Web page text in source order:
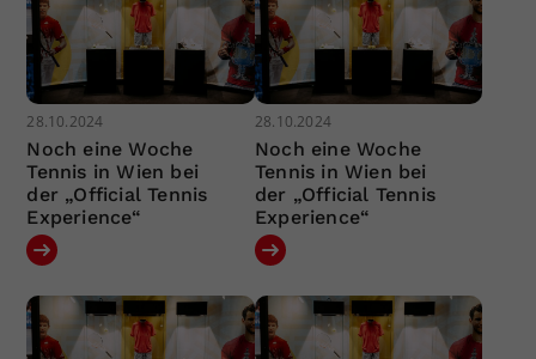
28.10.2024
Noch eine Woche
Tennis in Wien bei
der „Official Tennis
Experience“
28.10.2024
Noch eine Woche
Tennis in Wien bei
der „Official Tennis
Experience“